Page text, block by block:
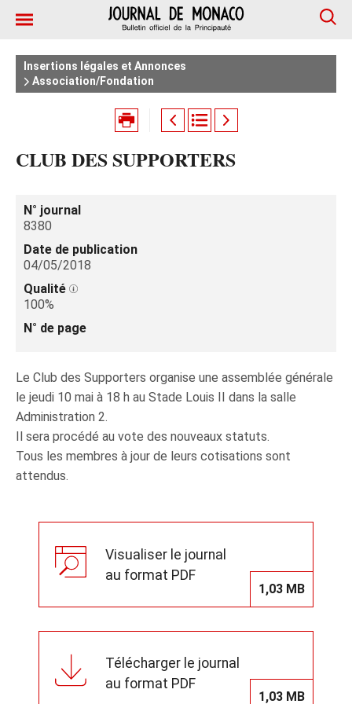
Insertions légales et Annonces
Association/Fondation
CLUB DES SUPPORTERS
N° journal
8380
Date de publication
04/05/2018
Qualité
100%
N° de page
Le Club des Supporters organise une assemblée générale
le jeudi 10 mai à 18 h au Stade Louis II dans la salle
Administration 2.
Il sera procédé au vote des nouveaux statuts.
Tous les membres à jour de leurs cotisations sont
attendus.
Visualiser le journal
au format PDF
1,03 MB
Télécharger le journal
au format PDF
1,03 MB